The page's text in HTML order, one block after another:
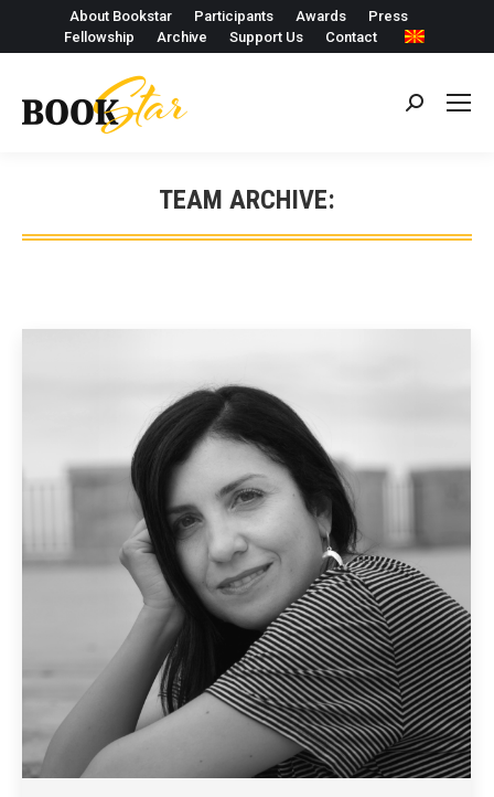
About Bookstar Participants Awards
Press
Fellowship
Archive Support Us Contact
Search:
TEAM ARCHIVE: